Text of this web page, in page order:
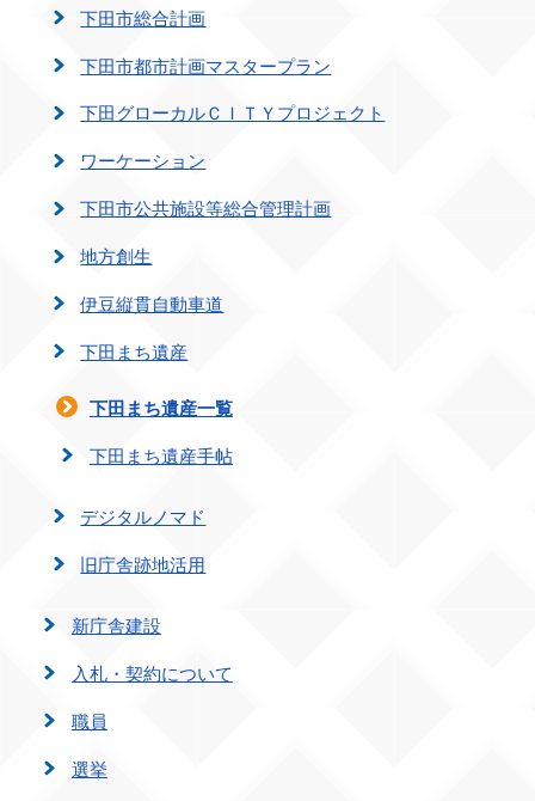
下田市総合計画
下田市都市計画マスタープラン
下田グローカルＣＩＴＹプロジェクト
ワーケーション
下田市公共施設等総合管理計画
地方創生
伊豆縦貫自動車道
下田まち遺産
下田まち遺産一覧
下田まち遺産手帖
デジタルノマド
旧庁舎跡地活用
新庁舎建設
入札・契約について
職員
選挙